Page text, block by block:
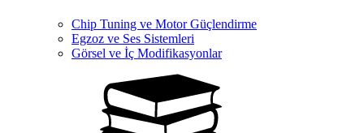
Chip Tuning ve Motor Güçlendirme
Egzoz ve Ses Sistemleri
Görsel ve İç Modifikasyonlar